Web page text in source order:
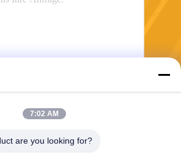
7:02 AM
are you looking for?